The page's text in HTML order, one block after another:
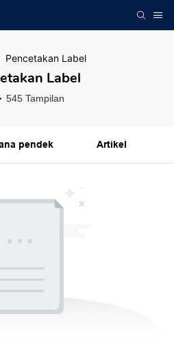
Pencetakan Label
Label
545 Tampilan
pendek Artikel